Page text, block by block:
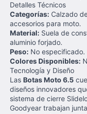
Detalles Técnicos
Categorías: Calzado
accesorios para moto.
Material: Suela de
aluminio forjado.
Peso: No especificado.
Colores Disponibles:
Tecnología y Diseño
Las Botas Moto 6.5
diseños innovadores
sistema de cierre
Goodyear trabajan